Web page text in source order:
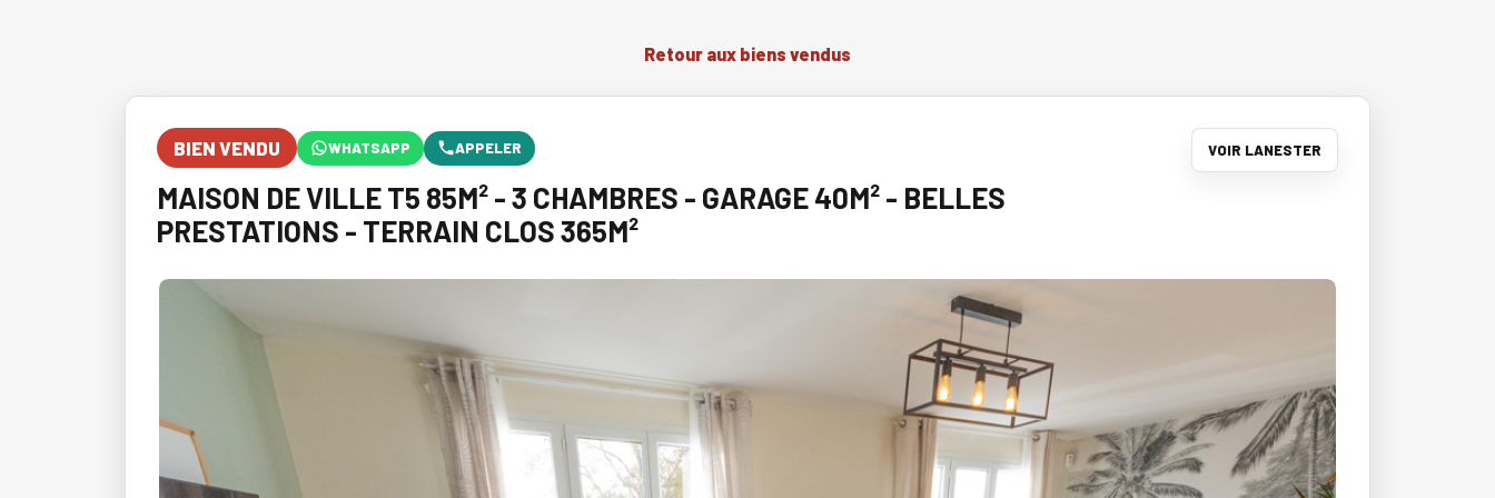
Retour aux biens vendus
BIEN VENDU WHATSAPP APPELER
MAISON DE VILLE T5 85M² - 3 CHAMBRES - GARAGE 40M² - BELLES
PRESTATIONS - TERRAIN CLOS 365M²
VOIR LANESTER